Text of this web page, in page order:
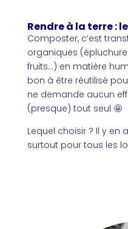
Rendre à la terre :
Composter, c’est
organiques
fruits…) en matière
bon à être réutilisé
ne demande aucun
(presque) tout seul 🤩
Lequel choisir ? Il y en
surtout pour tous les